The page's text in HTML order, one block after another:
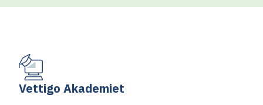
Vettigo Akademiet